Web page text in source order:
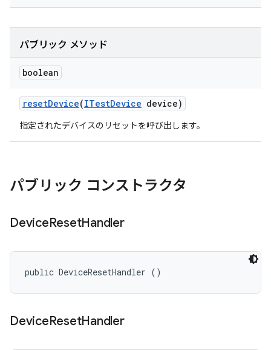
パブリック メソッド
boolean
resetDevice(ITestDevice device)
指定されたデバイスのリセットを呼び出します。
パブリック コンストラクタ
DeviceResetHandler
public DeviceResetHandler ()
DeviceResetHandler